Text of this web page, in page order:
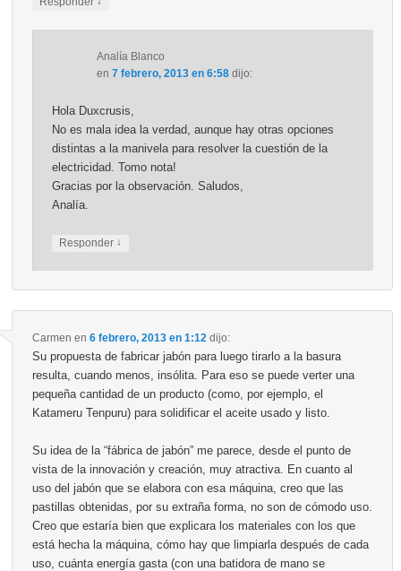
Analía Blanco
en 7 febrero, 2013 en 6:58 dijo:
Hola Duxcrusis,
No es mala idea la verdad, aunque hay otras opciones
distintas a la manivela para resolver la cuestión de la
electricidad. Tomo nota!
Gracias por la observación. Saludos,
Analía.
Responder ↓
Carmen en 6 febrero, 2013 en 1:12 dijo:
Su propuesta de fabricar jabón para luego tirarlo a la basura
resulta, cuando menos, insólita. Para eso se puede verter una
pequeña cantidad de un producto (como, por ejemplo, el
Katameru Tenpuru) para solidificar el aceite usado y listo.
Su idea de la “fábrica de jabón” me parece, desde el punto de
vista de la innovación y creación, muy atractiva. En cuanto al
uso del jabón que se elabora con esa máquina, creo que las
pastillas obtenidas, por su extraña forma, no son de cómodo uso.
Creo que estaría bien que explicara los materiales con los que
está hecha la máquina, cómo hay que limpiarla después de cada
uso, cuánta energía gasta (con una batidora de mano se